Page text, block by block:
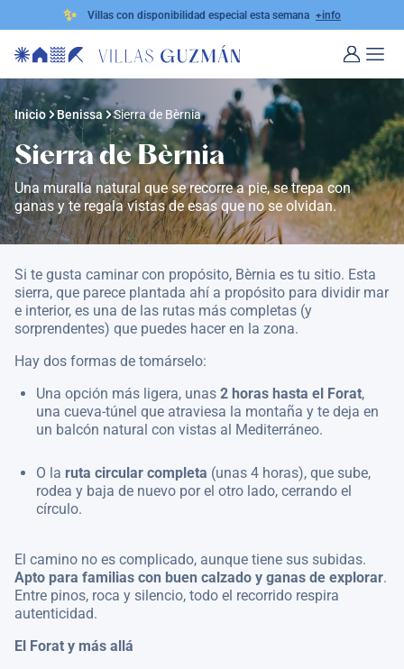
✨ Villas con disponibilidad especial esta semana +info
Inicio Benissa Sierra de Bèrnia
Sierra de Bèrnia
Una muralla natural que se recorre a pie, se trepa con
ganas y te regala vistas de esas que no se olvidan.
Si te gusta caminar con propósito, Bèrnia es tu sitio. Esta
sierra, que parece plantada ahí a propósito para dividir mar
e interior, es una de las rutas más completas (y
sorprendentes) que puedes hacer en la zona.
Hay dos formas de tomárselo:
Una opción más ligera, unas 2 horas hasta el Forat,
una cueva-túnel que atraviesa la montaña y te deja en
un balcón natural con vistas al Mediterráneo.
O la ruta circular completa (unas 4 horas), que sube,
rodea y baja de nuevo por el otro lado, cerrando el
círculo.
El camino no es complicado, aunque tiene sus subidas.
Apto para familias con buen calzado y ganas de explorar.
Entre pinos, roca y silencio, todo el recorrido respira
autenticidad.
El Forat y más allá